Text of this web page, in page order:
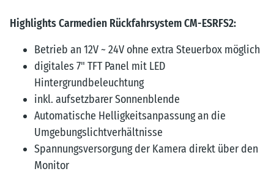
Highlights Carmedien Rückfahrsystem CM-ESRFS2:
Betrieb an 12V ~ 24V ohne extra Steuerbox möglich
digitales 7" TFT Panel mit LED
Hintergrundbeleuchtung
inkl. aufsetzbarer Sonnenblende
Automatische Helligkeitsanpassung an die
Umgebungslichtverhältnisse
Spannungsversorgung der Kamera direkt über den
Monitor